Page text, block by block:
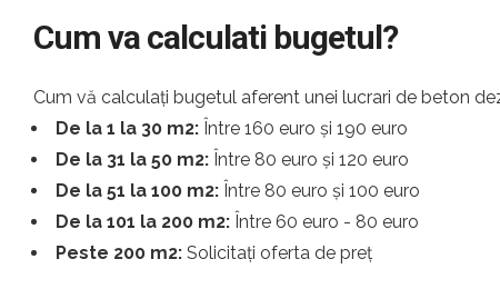
Cum va calculati bugetul?
Cum vă calculați bugetul aferent unei lucrari de beton
De la 1 la 30 m2: Între 160 euro și 190 euro
De la 31 la 50 m2: Între 80 euro și 120 euro
De la 51 la 100 m2: Între 80 euro și 100 euro
De la 101 la 200 m2: Între 60 euro - 80 euro
Peste 200 m2: Solicitați oferta de preț